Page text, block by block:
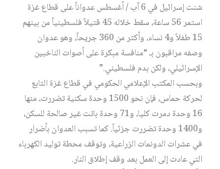
شنت إسرائيل في 6 آب / أغسطس عدواناً على قطاع غزة
استمر 56 ساعة، سقط خلاله 45 قتيلاً فلسطينياً من بينهم
15 طفلاً و4 نساء، وأكثر من 360 جريحاً، وهو عدوان
وصفه مراقبون بـ “منافسة مبكرة على أصوات الناخبين
الإسرائيلي، ولكن بدم فلسطيني.”
وبحسب المكتب الإعلامي الحكومي في قطاع غزة التابع
لحركة حماس، فإن نحو 1500 وحدة سكنية تضررت، منها
16 وحدة دمرت كليا، و71 وحدة باتت غير صالحة للسكن،
و1400 وحدة تضررت جزئياً. كما تسبب العدوان بأضرار
في عشرات الدونمات الزراعية، وتوقف محطة توليد الكهرباء
التي عادت إلى العمل بعد وقف إطلاق النار.